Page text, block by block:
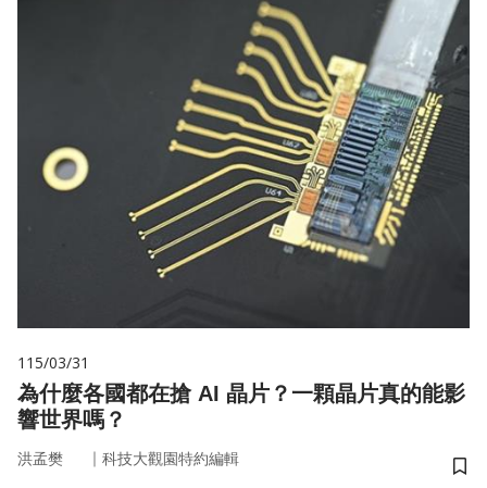
115/03/31
為什麼各國都在搶 AI 晶片？一顆晶片真的能影
響世界嗎？
洪孟樊 ｜ 科技大觀園特約編輯
儲